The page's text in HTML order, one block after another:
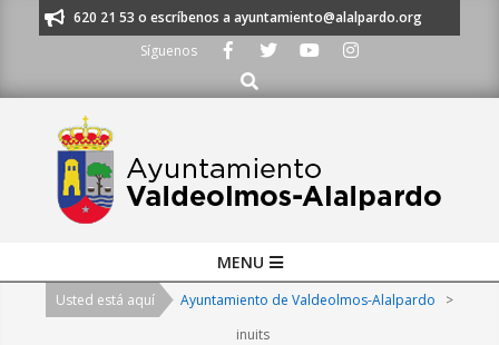
al 91 620 21 53 o escríbenos a ayuntamiento@alalpardo.org
Síguenos
Buscar
Navigation
MENU
Usted está aquí Ayuntamiento de Valdeolmos-Alalpardo
>
inuits